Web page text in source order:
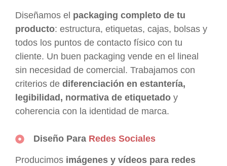
Diseñamos el packaging completo de tu
producto: estructura, etiquetas, cajas, bolsas y
todos los puntos de contacto físico con tu
cliente. Un buen packaging vende en el lineal
sin necesidad de comercial. Trabajamos con
criterios de diferenciación en estantería,
legibilidad, normativa de etiquetado y
coherencia con la identidad de marca.
Diseño Para Redes Sociales
Producimos imágenes y vídeos para redes